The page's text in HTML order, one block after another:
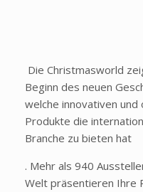
Die Christmasworld
Beginn des neuen
welche innovativen und
Produkte die
Branche zu bieten hat
. Mehr als 940
Welt präsentieren Ihre